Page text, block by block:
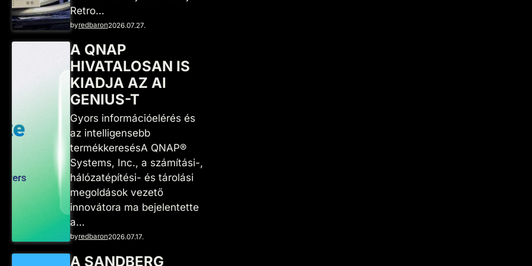
Retro…
byredbaron2026.07.27.
A QNAP
HIVATALOSAN IS
KIADJA AZ AI
GENIUS-T
Gyors információelérés és
az intelligensebb
termékkeresésA QNAP®
Systems, Inc., a számítási-,
hálózatépítési- és tárolási
megoldások vezető
innovátora ma bejelentette
a…
byredbaron2026.07.17.
A SANDBERG